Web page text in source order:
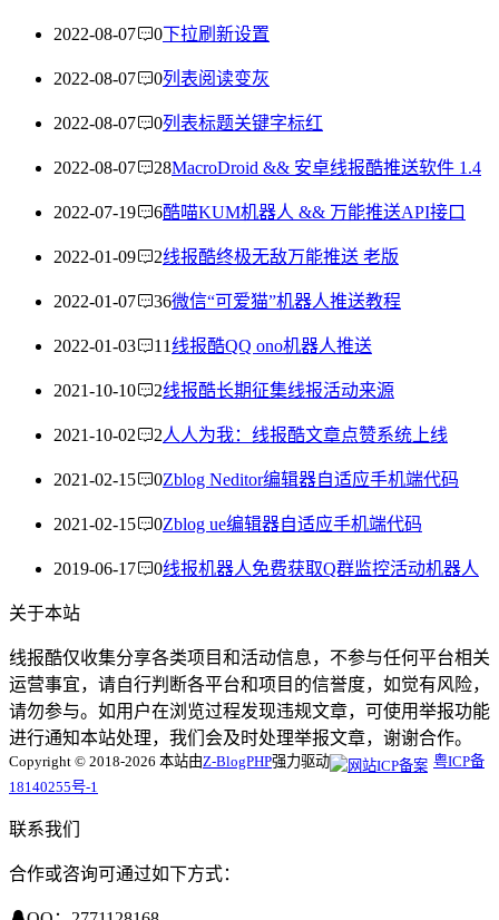
2022-08-07 0下拉刷新设置
2022-08-07 0列表阅读变灰
2022-08-07 0列表标题关键字标红
2022-08-07 28MacroDroid && 安卓线报酷推送软件 1.4
2022-07-19 6酷喵KUM机器人 && 万能推送API接口
2022-01-09 2线报酷终极无敌万能推送 老版
2022-01-07 36微信“可爱猫”机器人推送教程
2022-01-03 11线报酷QQ ono机器人推送
2021-10-10 2线报酷长期征集线报活动来源
2021-10-02 2人人为我：线报酷文章点赞系统上线
2021-02-15 0Zblog Neditor编辑器自适应手机端代码
2021-02-15 0Zblog ue编辑器自适应手机端代码
2019-06-17 0线报机器人免费获取Q群监控活动机器人
关于本站
线报酷仅收集分享各类项目和活动信息，不参与任何平台相关
运营事宜，请自行判断各平台和项目的信誉度，如觉有风险，
请勿参与。如用户在浏览过程发现违规文章，可使用举报功能
进行通知本站处理，我们会及时处理举报文章，谢谢合作。
Copyright © 2018-2026 本站由Z-BlogPHP强力驱动
粤ICP备
18140255号-1
联系我们
合作或咨询可通过如下方式：